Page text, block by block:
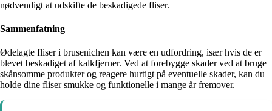
nødvendigt at udskifte de beskadigede fliser.
Sammenfatning
Ødelagte fliser i brusenichen kan være en udfordring, især hvis de er
blevet beskadiget af kalkfjerner. Ved at forebygge skader ved at bruge
skånsomme produkter og reagere hurtigt på eventuelle skader, kan du
holde dine fliser smukke og funktionelle i mange år fremover.